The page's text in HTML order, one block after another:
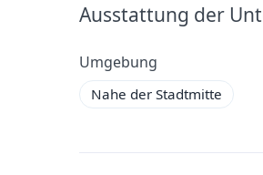
Ausstattung der
Umgebung
Nahe der Stadtmitte